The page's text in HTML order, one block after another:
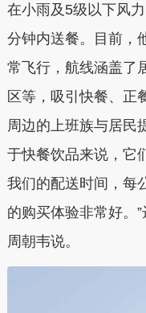
在小雨及5级以下风
分钟内送餐。
目前，
常飞行，航线涵盖了
区等，吸引快餐、正
周边的上班族与居民
于快餐饮品来说，它
我们的配送时间，每
的购买体验非常好。”
周朝韦说。